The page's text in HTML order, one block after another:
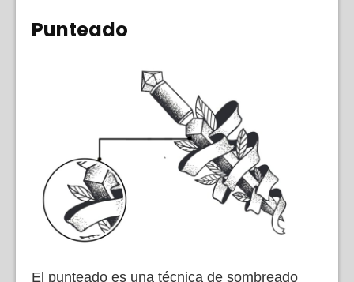
Punteado
El punteado es una técnica de sombreado